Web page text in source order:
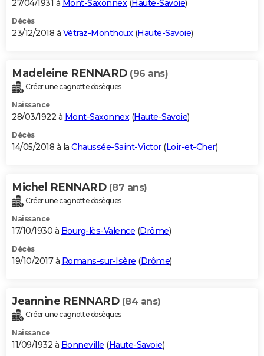
27/04/1931 à Mont-Saxonnex(Haute-Savoie)
Décès
23/12/2018 à Vétraz-Monthoux(Haute-Savoie)
Madeleine RENNARD (96 ans)
Créer une cagnotte obsèques
Naissance
28/03/1922 à Mont-Saxonnex(Haute-Savoie)
Décès
14/05/2018 à la Chaussée-Saint-Victor(Loir-et-Cher)
Michel RENNARD (87 ans)
Créer une cagnotte obsèques
Naissance
17/10/1930 à Bourg-lès-Valence (Drôme)
Décès
19/10/2017 à Romans-sur-Isère (Drôme)
Jeannine RENNARD (84 ans)
Créer une cagnotte obsèques
Naissance
11/09/1932 à Bonneville (Haute-Savoie)